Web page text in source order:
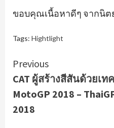
ขอบคุณเนื้อหาดีๆ จากนิต
Tags: Hightlight
Continue
Reading
Previous
CAT ผู้สร้างสีสันด้วยเ
MotoGP 2018 –
2018